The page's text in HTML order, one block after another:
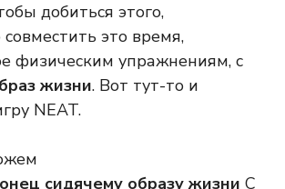
добиться этого,
это время,
физическим упражнениям, с
жизни. Вот тут-то и
NEAT.
сидячему образу жизни С